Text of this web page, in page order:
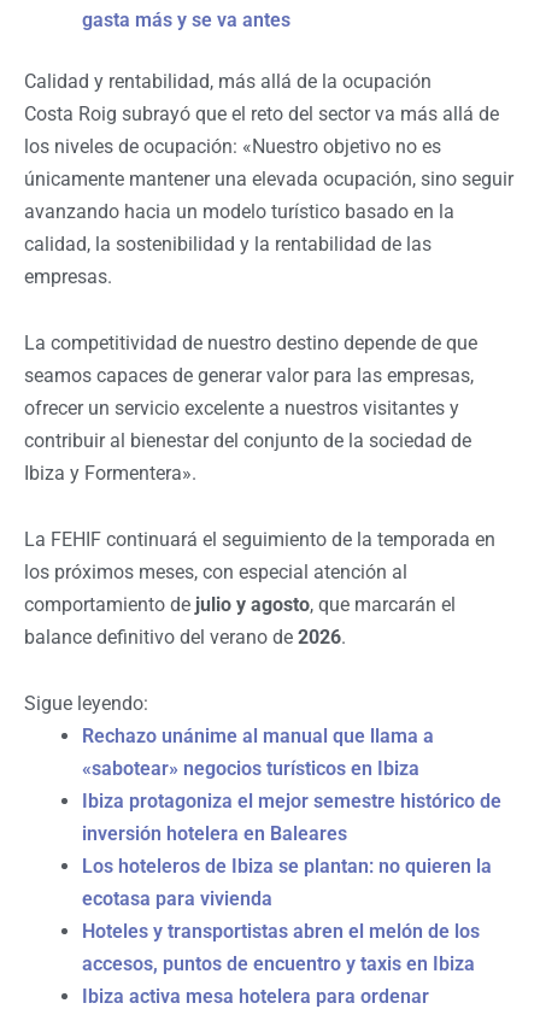
gasta más y se va antes
Calidad y rentabilidad, más allá de la ocupación
Costa Roig subrayó que el reto del sector va más allá de
los niveles de ocupación: «Nuestro objetivo no es
únicamente mantener una elevada ocupación, sino seguir
avanzando hacia un modelo turístico basado en la
calidad, la sostenibilidad y la rentabilidad de las
empresas.
La competitividad de nuestro destino depende de que
seamos capaces de generar valor para las empresas,
ofrecer un servicio excelente a nuestros visitantes y
contribuir al bienestar del conjunto de la sociedad de
Ibiza y Formentera».
La FEHIF continuará el seguimiento de la temporada en
los próximos meses, con especial atención al
comportamiento de julio y agosto, que marcarán el
balance definitivo del verano de 2026.
Sigue leyendo:
Rechazo unánime al manual que llama a
«sabotear» negocios turísticos en Ibiza
Ibiza protagoniza el mejor semestre histórico de
inversión hotelera en Baleares
Los hoteleros de Ibiza se plantan: no quieren la
ecotasa para vivienda
Hoteles y transportistas abren el melón de los
accesos, puntos de encuentro y taxis en Ibiza
Ibiza activa mesa hotelera para ordenar